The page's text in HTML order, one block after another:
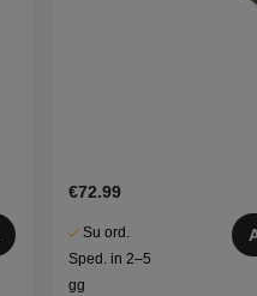
€72.99
Su ord.
Sped. in 2–5
gg